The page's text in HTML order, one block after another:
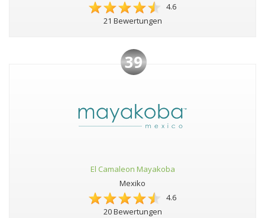
4.6
21 Bewertungen
39
El Camaleon Mayakoba
Mexiko
4.6
20 Bewertungen